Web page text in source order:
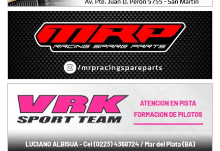
NORESTE SANTAFESINO - F6
Ciudad de Avellaneda (Asfalto)
Avellaneda (Santa Fe)
SUR SANTAFESINO - F4
José Samuel Sánchez (Tierra)
Rufino (Santa Fe)
Juan Navarro (Asfalto)
El Timbó (Tucumán)